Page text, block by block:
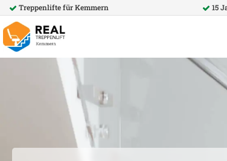
Treppenlifte fürKemmern 15